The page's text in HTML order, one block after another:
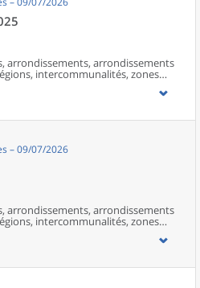
arrondissements, arrondissements
intercommunalités, zones
urbaines et aires d’attraction des
– 09/07/2026
arrondissements, arrondissements
intercommunalités, zones
urbaines et aires d’attraction des